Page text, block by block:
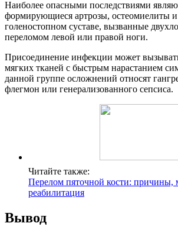
Наиболее опасными последствиями
формирующиеся артрозы, остеомиелиты
голеностопном суставе, вызванные
переломом левой или правой ноги.
Присоединение инфекции может
мягких тканей с быстрым нарастанием
данной группе осложнений относят
флегмон или генерализованного сепсиса.
Читайте также:
Перелом пяточной кости: причины,
реабилитация
Вывод